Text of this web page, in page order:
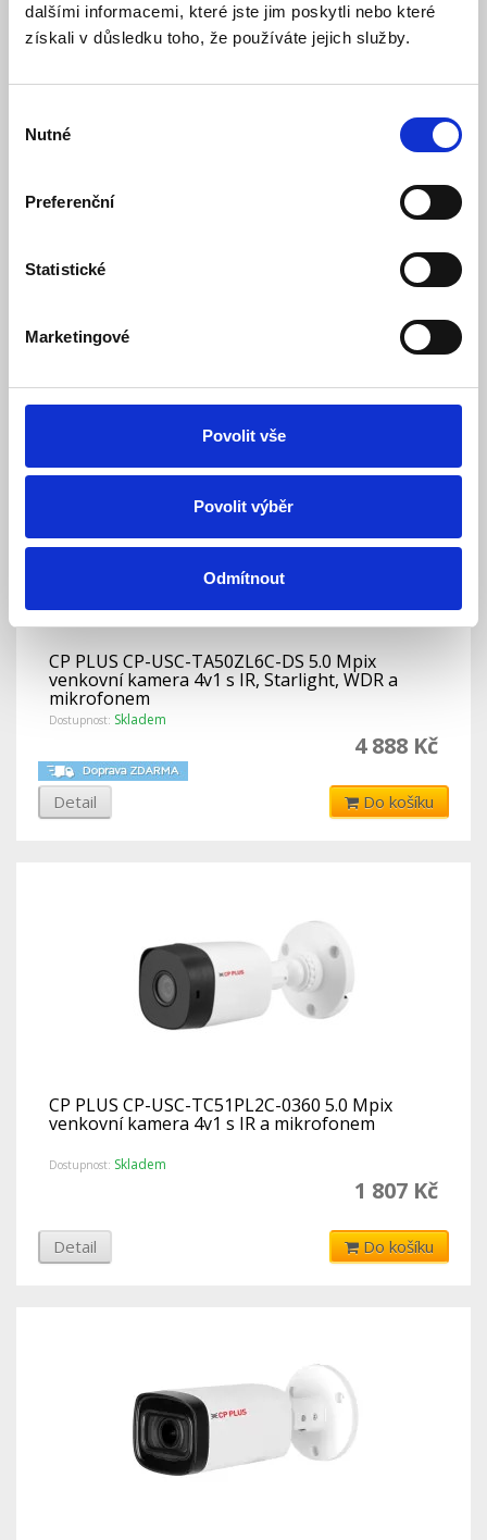
dalšími informacemi, které jste jim poskytli nebo které
získali v důsledku toho, že používáte jejich služby.
souhlasu
Nutné
Preferenční
Statistické
Marketingové
Povolit vše
Povolit výběr
Odmítnout
CP PLUS CP-USC-DC51PL2-V3-0360 5.0 Mpix
Dostupnost:
Do košíku
CP PLUS CP-USC-TA50ZL6C-DS 5.0 Mpix
venkovní kamera 4v1 s IR, Starlight, WDR a
mikrofonem
Dostupnost: Skladem
4 888 Kč
Detail Do košíku
CP PLUS CP-USC-TC51PL2C-0360 5.0 Mpix
venkovní kamera 4v1 s IR a mikrofonem
Dostupnost: Skladem
1 807 Kč
Detail Do košíku